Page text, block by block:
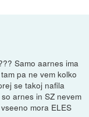
Samo aarnes ima
pa ne vem kolko
se takoj nafila
arnes in SZ nevem
mora ELES